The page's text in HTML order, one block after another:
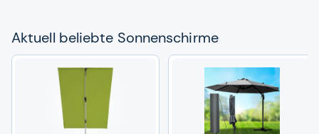
Aktu­ell beliebte Son­nen­schirme